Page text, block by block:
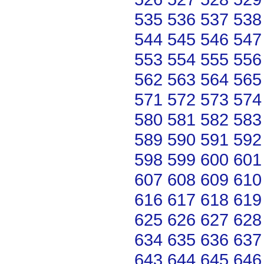
535 536 537 538
544 545 546 547
553 554 555 556
562 563 564 565
571 572 573 574
580 581 582 583
589 590 591 592
598 599 600 601
607 608 609 610
616 617 618 619
625 626 627 628
634 635 636 637
643 644 645 646